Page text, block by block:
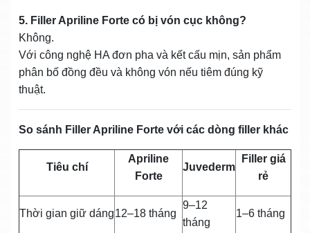
5. Filler Apriline Forte có bị vón cục không?
Không.
Với công nghệ HA đơn pha và kết cấu mịn, sản phẩm
phân bố đồng đều và không vón nếu tiêm đúng kỹ
thuật.
So sánh Filler Apriline Forte với các dòng filler khác
Tiêu chí
Apriline
Forte
Juvederm
Filler giá
rẻ
Thời gian giữ dáng12–18 tháng
9–12
tháng
1–6 tháng